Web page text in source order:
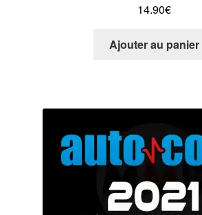
14.90€
Ajouter au panier